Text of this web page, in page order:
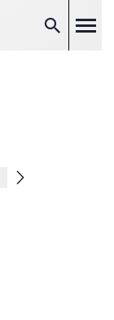
Suche